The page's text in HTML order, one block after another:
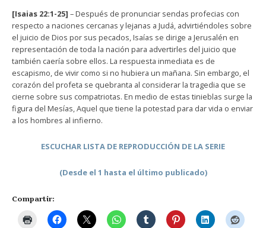
[Isaias 22:1-25] – Después de pronunciar sendas profecias con
respecto a naciones cercanas y lejanas a Judá, advirtiéndoles sobre
el juicio de Dios por sus pecados, Isaías se dirige a Jerusalén en
representación de toda la nación para advertirles del juicio que
también caería sobre ellos. La respuesta inmediata es de
escapismo, de vivir como si no hubiera un mañana. Sin embargo, el
corazón del profeta se quebranta al considerar la tragedia que se
cierne sobre sus compatriotas. En medio de estas tinieblas surge la
figura del Mesías, Aquel que tiene la potestad para dar vida o enviar
a los hombres al infierno.
ESCUCHAR LISTA DE REPRODUCCIÓN DE LA SERIE
(Desde el 1 hasta el último publicado)
Compartir: